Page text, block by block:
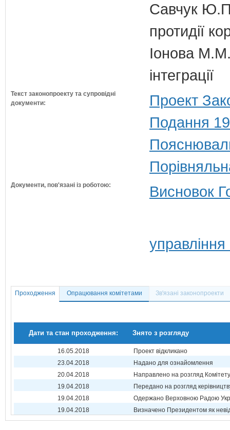
Савчук Ю.П.
протидії
Іонова М.М.
інтеграції
Текст законопроекту та супровідні
документи:
Проект
Подання
Документи, пов'язані із роботою: Висновок
Проходження Опрацювання комітетами Зв'язані законопроекти
Дати та стан проходження: Знято з розгляду
16.05.2018
Проект відкликано
23.04.2018
Надано для ознайомлення
20.04.2018
Направлено на розгляд Комітету
19.04.2018
Передано на розгляд
19.04.2018
Одержано Верховною Радою
19.04.2018
Визначено Президентом як